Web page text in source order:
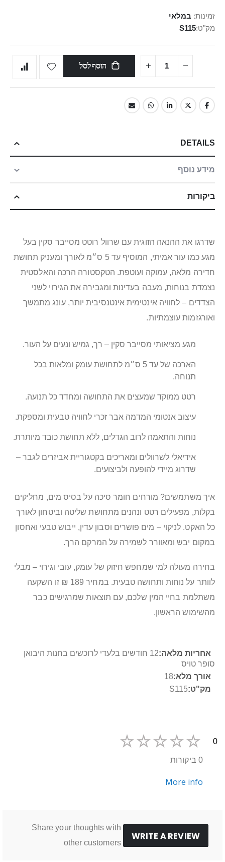
זמינות: במלאי
מק"ט S115
הוסף לסל
DETAILS
מידע נוסף
ביקורות
שדרגו את ההנאה הזוגית עם שרוול רוטט מסייבר סקין בעל
מגע כמו עור אמיתי, המוסיף עד 5 ס״מ לאורך ומעניק תחושת
חדירה מלאה, עמוקה ועוטפת. הטקסטורה הרכה והאלסטית
נצמדת בנוחות, מעבה בעדינות ומגבירה את הגירוי לשני
הצדדים – לחוויה אינטימית אינטנסיבית יותר, עונג מתמשך
ואורגזמות עוצמתיות.
מגע מציאותי מסייבר סקין – רך, גמיש ונעים על העור.
הארכה של עד 5 ס״מ לתחושת עומק ומלאות בכל
תנוחה.
רטט ממוקד שמעצים את התחושה ומחדד כל תנועה.
עיצוב אנטומי המדמה אבר זכרי לחוויה טבעית ומספקת.
נוחות והתאמה לרוב הגדלים, ללא תחושת כובד מיותרת.
אידיאלי לשרוולים ומאריכים בקטגוריית אביזרים לגבר –
שדרוג מיידי להופעה ולביצועים.
איך משתמשים? מורחים חומר סיכה על בסיס מים, מחליקים
בקלות, מפעילים רטט ונהנים מתחושת שליטה וביטחון לאורך
כל האקט. לניקוי – מים פושרים וסבון עדין, ייבוש טבעי ואחסון
במקום יבש ומאוורר לשמירה על המרקם הרך.
בחירה מעולה למי שמחפש חיזוק של עומק, עובי וגירוי – מבלי
לוותר על נוחות ותחושה טבעית. במחיר 189 ₪ זו השקעה
משתלמת בחיי המין שלכם, עם תוצאות שמרגישים כבר
מהשימוש הראשון.
מידע
נוסף
12 חודשים בלעדי לרוכשים בחנות היבואן
סופר טויס
18
S115
0
0 ביקורות
More info
WRITE A REVIEW
Share your thoughts with
other customers